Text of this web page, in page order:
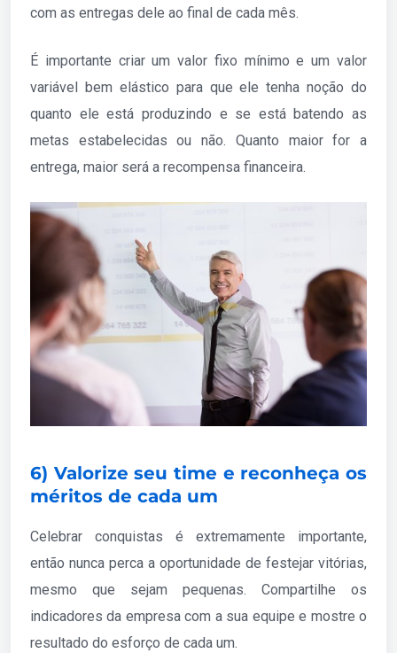
com as entregas dele ao final de cada mês.
É importante criar um valor fixo mínimo e um valor
variável bem elástico para que ele tenha noção do
quanto ele está produzindo e se está batendo as
metas estabelecidas ou não. Quanto maior for a
entrega, maior será a recompensa financeira.
6) Valorize seu time e reconheça os
méritos de cada um
Celebrar conquistas é extremamente importante,
então nunca perca a oportunidade de festejar vitórias,
mesmo que sejam pequenas. Compartilhe os
indicadores da empresa com a sua equipe e mostre o
resultado do esforço de cada um.